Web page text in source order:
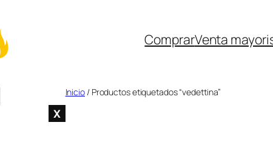
ComprarVenta
X
Inicio / Productos etiquetados “vedettina”